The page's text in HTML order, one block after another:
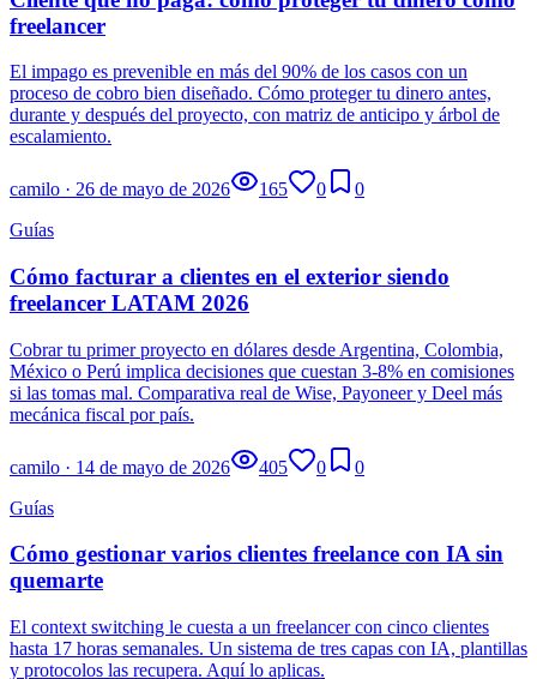
freelancer
El impago es prevenible en más del 90% de los casos con un
proceso de cobro bien diseñado. Cómo proteger tu dinero antes,
durante y después del proyecto, con matriz de anticipo y árbol de
escalamiento.
camilo · 26 de mayo de 2026 165 0
0
Guías
Cómo facturar a clientes en el exterior siendo
freelancer LATAM 2026
Cobrar tu primer proyecto en dólares desde Argentina, Colombia,
México o Perú implica decisiones que cuestan 3-8% en comisiones
si las tomas mal. Comparativa real de Wise, Payoneer y Deel más
mecánica fiscal por país.
camilo · 14 de mayo de 2026 405 0
0
Guías
Cómo gestionar varios clientes freelance con IA sin
quemarte
El context switching le cuesta a un freelancer con cinco clientes
hasta 17 horas semanales. Un sistema de tres capas con IA, plantillas
y protocolos las recupera. Aquí lo aplicas.